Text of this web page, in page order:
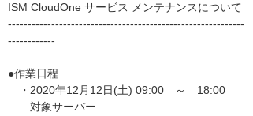
ISM CloudOne サービス メンテナンスについて
------------------------------------------------------------
------------
●作業日程
・2020年12月12日(土) 09:00 ～ 18:00
対象サーバー